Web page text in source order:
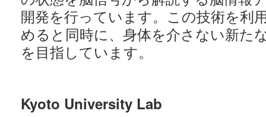
開発を行っています。この技術を利
めると同時に、身体を介さない新た
を目指しています。
Kyoto University Lab